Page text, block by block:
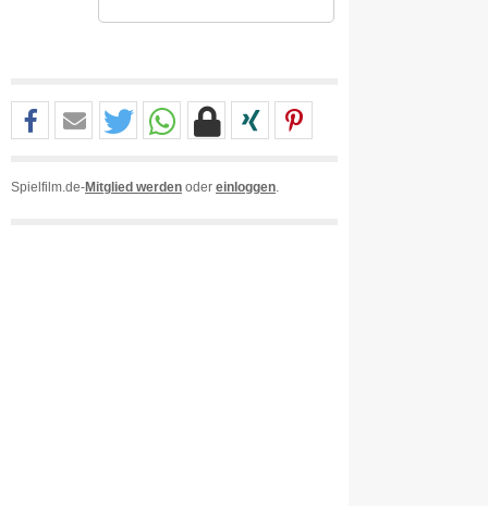
Spielfilm.de-Mitglied werden oder einloggen